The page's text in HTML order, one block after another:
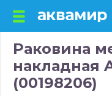
Раковина
накладная
(00198206)